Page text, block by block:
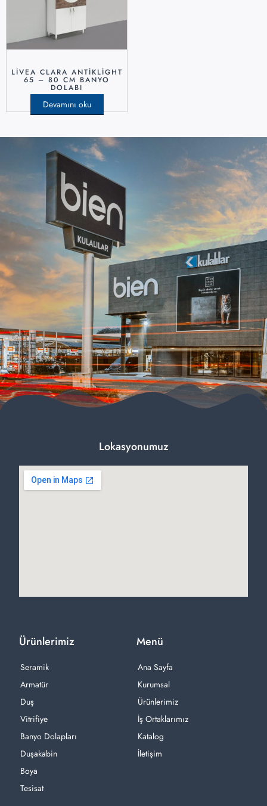
LİVEA CLARA ANTİKLİGHT
65 – 80 CM BANYO
DOLABI
Devamını oku
Menü
Ana Sayfa
Kurumsal
Ürünlerimiz
İş Ortaklarımız
Katalog
İletişim
Ürünlerimiz
Seramik
Armatür
Duş
Vitrifiye
Banyo Dolapları
Duşakabin
Boya
Tesisat
Lokasyonumuz